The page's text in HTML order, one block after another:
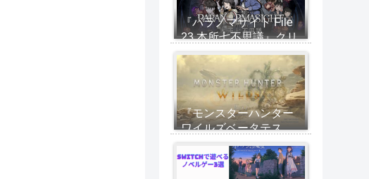
『パラノマサイト File
23 本所七不思議』クリ
アレビュー：ホラーに
見せかけて呪い合い群
像劇！新感覚「360°ホ
ラー」を体感せよ
『モンスターハンター
ワイルズベータテス
ト』評価・感想 ベー
タテスト時点でしっか
り感じた進化と若干の